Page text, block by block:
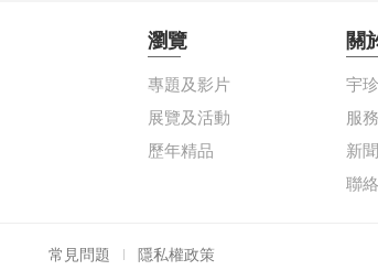
瀏覽
專題及影片
展覽及活動
歷年精品
關
宇
服
新
聯
常見問題 隱私權政策